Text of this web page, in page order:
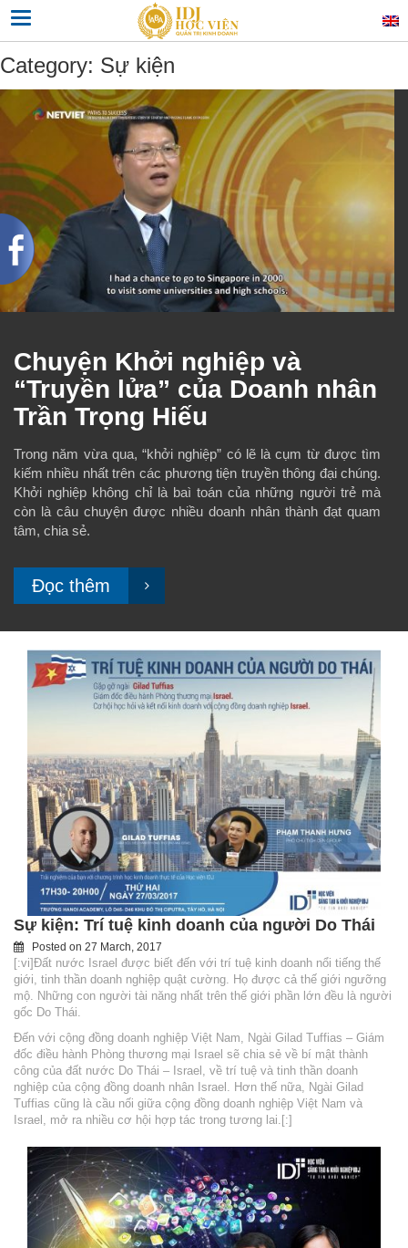
Skip
content
Toggle navigation
Category: Sự kiện
Chuyện Khởi nghiệp và
“Truyền lửa” của Doanh nhân
Trần Trọng Hiếu
Trong năm vừa qua, “khởi nghiệp” có lẽ là cụm từ được tìm
kiếm nhiều nhất trên các phương tiện truyền thông đại chúng.
Khởi nghiệp không chỉ là baì toán của những người trẻ mà
còn là câu chuyện được nhiều doanh nhân thành đạt quam
tâm, chia sẻ.
Đọc thêm
Sự kiện: Trí tuệ kinh doanh của người Do Thái
Posted on 27 March, 2017
[:vi]Đất nước Israel được biết đến với trí tuệ kinh doanh nổi tiếng thế
giới, tinh thần doanh nghiệp quật cường. Họ được cả thế giới ngưỡng
mộ. Những con người tài năng nhất trên thế giới phần lớn đều là người
gốc Do Thái.
Đến với cộng đồng doanh nghiệp Việt Nam, Ngài Gilad Tuffias – Giám
đốc điều hành Phòng thương mại Israel sẽ chia sẻ về bí mật thành
công của đất nước Do Thái – Israel, về trí tuệ và tinh thần doanh
nghiệp của cộng đồng doanh nhân Israel. Hơn thế nữa, Ngài Gilad
Tuffias cũng là cầu nối giữa cộng đồng doanh nghiệp Việt Nam và
Israel, mở ra nhiều cơ hội hợp tác trong tương lai.[:]